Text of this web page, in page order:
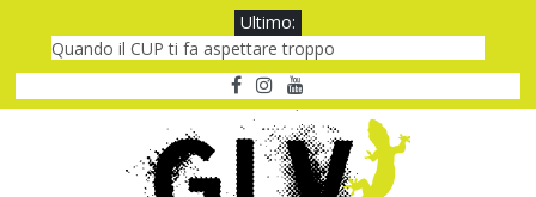
Ultimo:
Quando il CUP ti fa aspettare troppo
Quando “spegni e riaccendi” non basta: le Emergenze IT
Il Bellavita Alessandria: relax e benessere
New York a settembre: 5 giorni da vivere
One night only: notte folle, cuore acceso